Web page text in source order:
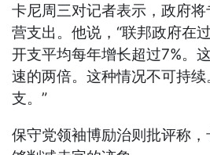
卡尼周三对记者表示，政府
营支出。他说，“联邦政府在
开支平均每年增长超过7%。
速的两倍。这种情况不可持
支。”
保守党领袖博励治则批评称